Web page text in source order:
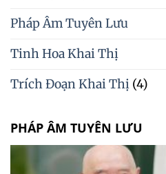
Pháp Âm Tuyên Lưu
Tinh Hoa Khai Thị
Trích Đoạn Khai Thị (4)
PHÁP ÂM TUYÊN LƯU